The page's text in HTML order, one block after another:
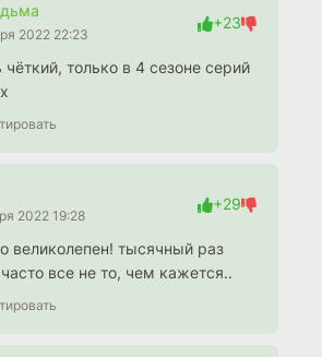
2022 22:23
+23
только в 4 сезоне серий
2022 19:28
+29
великолепен! тысячный раз
все не то, чем кажется..